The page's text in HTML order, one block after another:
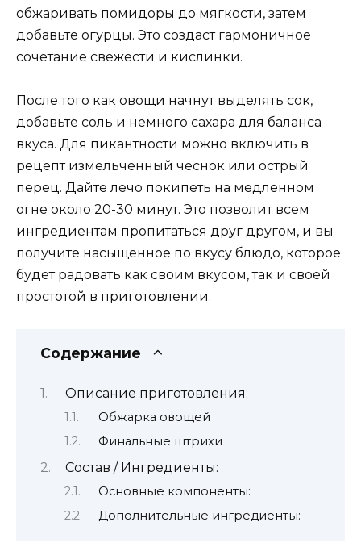
обжаривать помидоры до мягкости, затем
добавьте огурцы. Это создаст гармоничное
сочетание свежести и кислинки.
После того как овощи начнут выделять сок,
добавьте соль и немного сахара для баланса
вкуса. Для пикантности можно включить в
рецепт измельченный чеснок или острый
перец. Дайте лечо покипеть на медленном
огне около 20-30 минут. Это позволит всем
ингредиентам пропитаться друг другом, и вы
получите насыщенное по вкусу блюдо, которое
будет радовать как своим вкусом, так и своей
простотой в приготовлении.
Содержание
Описание приготовления:
Обжарка овощей
Финальные штрихи
Состав / Ингредиенты:
Основные компоненты:
Дополнительные ингредиенты: